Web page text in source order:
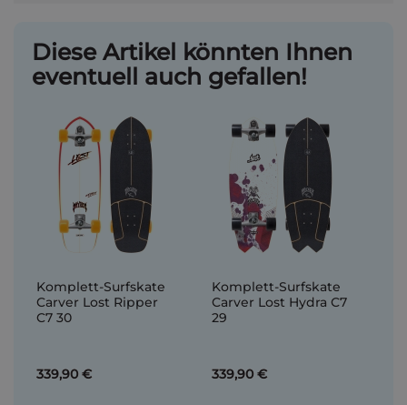
Diese Artikel könnten Ihnen
eventuell auch gefallen!
Komplett-Surfskate
Carver Lost Ripper
C7 30
339,90 €
Komplett-Surfskate
Carver Lost Hydra C7
29
339,90 €